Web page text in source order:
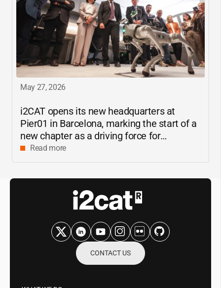
May 27, 2026
i2CAT opens its new headquarters at
Pier01 in Barcelona, marking the start of a
new chapter as a driving force for
innovation and digital research in
Catalonia
Read more
CONTACT US